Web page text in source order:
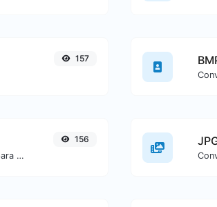
157
Converta facilmente arquivos de imagem ICO para BMP.
156